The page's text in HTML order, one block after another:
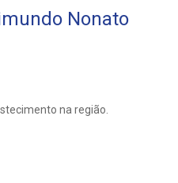
Nonato
na região.